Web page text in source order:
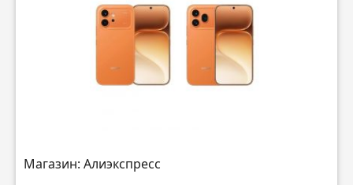
Магазин: Алиэкспресс